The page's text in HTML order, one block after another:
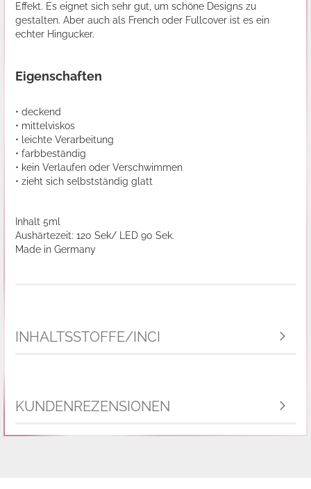
Effekt. Es eignet sich sehr gut, um schöne Designs zu
gestalten. Aber auch als French oder Fullcover ist es ein
echter Hingucker.
Eigenschaften
• deckend
• mittelviskos
• leichte Verarbeitung
• farbbeständig
• kein Verlaufen oder Verschwimmen
• zieht sich selbstständig glatt
Inhalt 5ml
Aushärtezeit: 120 Sek/ LED 90 Sek.
Made in Germany
INHALTSSTOFFE/INCI
KUNDENREZENSIONEN